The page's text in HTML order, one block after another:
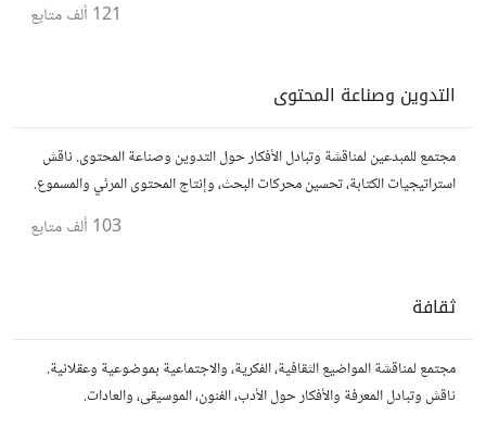
121 ألف متابع
التدوين وصناعة المحتوى
مجتمع للمبدعين لمناقشة وتبادل الأفكار حول التدوين وصناعة المحتوى. ناقش
استراتيجيات الكتابة، تحسين محركات البحث، وإنتاج المحتوى المرئي والمسموع.
103 ألف متابع
ثقافة
مجتمع لمناقشة المواضيع الثقافية، الفكرية، والاجتماعية بموضوعية وعقلانية.
ناقش وتبادل المعرفة والأفكار حول الأدب، الفنون، الموسيقى، والعادات.